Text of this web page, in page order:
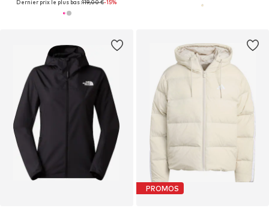
Dernier prix le plus bas :119,00 €-15%
PROMOS